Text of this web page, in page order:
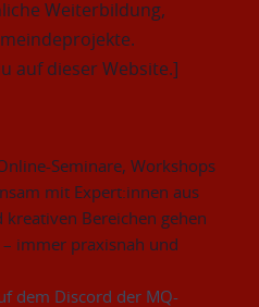
Weiterbildung,
auf dieser Website.]
Seminare, Workshops
mit Expert:innen aus
Bereichen gehen
immer praxisnah und
dem Discord der MQ-